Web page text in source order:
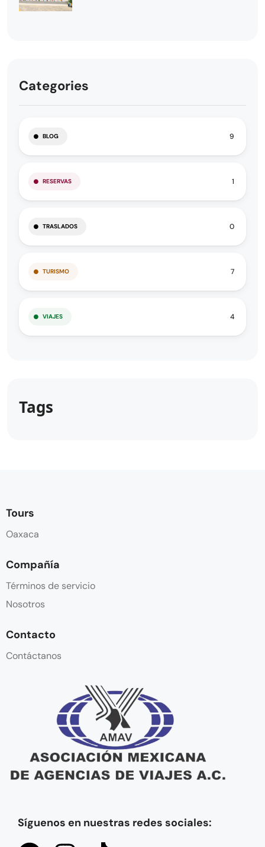
Categories
BLOG 9
RESERVAS 1
TRASLADOS 0
TURISMO 7
VIAJES 4
Tags
Tours
Oaxaca
Compañía
Términos de servicio
Nosotros
Contacto
Contáctanos
Síguenos en nuestras redes sociales: